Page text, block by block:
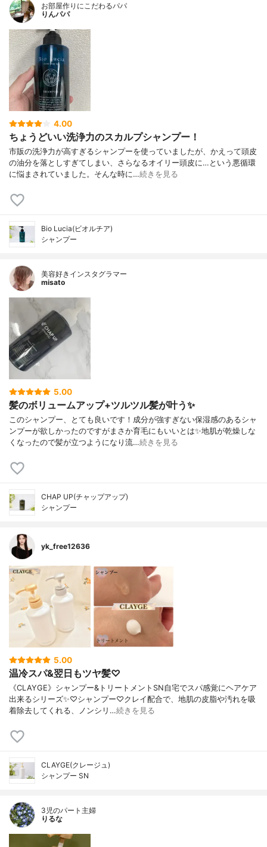
お部屋作りにこだわるパパ
りんパパ
4.00
ちょうどいい洗浄力のスカルプシャンプー！
市販の洗浄力が高すぎるシャンプーを使っていましたが、かえって頭皮
の油分を落としすぎてしまい、さらなるオイリー頭皮に…という悪循環
に悩まされていました。そんな時に…続きを見る
Bio Lucia(ビオルチア)
シャンプー
美容好きインスタグラマー
misato
5.00
髪のボリュームアップ+ツルツル髪が叶う✨
このシャンプー、とても良いです！成分が強すぎない保湿感のあるシャ
ンプーが欲しかったのですがまさか育毛にもいいとは✨地肌が乾燥しな
くなったので髪が立つようになり流…続きを見る
CHAP UP(チャップアップ)
シャンプー
yk_free12636
5.00
温冷スパ&翌日もツヤ髪♡
《CLAYGE》シャンプー&トリートメントSN自宅でスパ感覚にヘアケア
出来るシリーズ✨♡シャンプー♡クレイ配合で、地肌の皮脂や汚れを吸
着除去してくれる、ノンシリ…続きを見る
CLAYGE(クレージュ)
シャンプー SN
3児のパート主婦
りるな